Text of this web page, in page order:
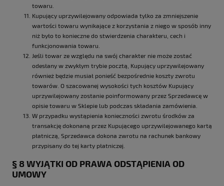
towaru.
Kupujący uprzywilejowany odpowiada tylko za zmniejszenie
wartości towaru wynikające z korzystania z niego w sposób inny
niż było to konieczne do stwierdzenia charakteru, cech i
funkcjonowania towaru.
Jeśli towar ze względu na swój charakter nie może zostać
odesłany w zwykłym trybie pocztą, Kupujący uprzywilejowany
również będzie musiał ponieść bezpośrednie koszty zwrotu
towarów. O szacowanej wysokości tych kosztów Kupujący
uprzywilejowany zostanie poinformowany przez Sprzedawcę w
opisie towaru w Sklepie lub podczas składania zamówienia.
W przypadku wystąpienia konieczności zwrotu środków za
transakcję dokonaną przez Kupującego uprzywilejowanego kartą
płatniczą, Sprzedawca dokona zwrotu na rachunek bankowy
przypisany do tej karty płatniczej.
§ 8 WYJĄTKI OD PRAWA ODSTĄPIENIA OD
UMOWY